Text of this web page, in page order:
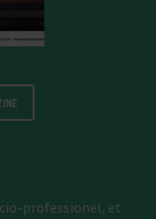
professionel, et